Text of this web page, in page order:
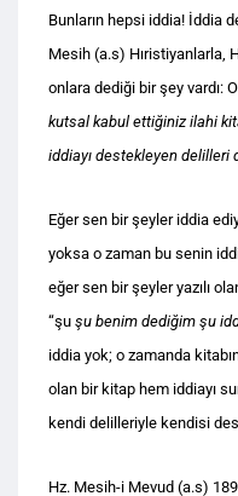
Bunların hepsi iddia! İddia
Mesih (a.s) Hıristiyanlarla,
onlara dediği bir şey vardı:
kutsal kabul ettiğiniz ilahi
iddiayı destekleyen delilleri
Eğer sen bir şeyler iddia
yoksa o zaman bu senin
eğer sen bir şeyler yazılı
“şu şu benim dediğim şu
iddia yok; o zamanda
olan bir kitap hem iddiayı
kendi delilleriyle kendisi
Hz. Mesih-i Mevud (a.s)